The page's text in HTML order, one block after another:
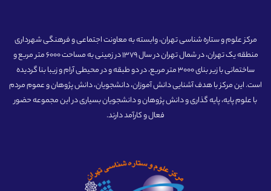
مرکز علوم و ستاره شناسی تهران، وابسته به معاونت اجتماعی و فرهنگی شهرداری
منطقه یک تهران، در شمال تهران در سال 1379 در زمینی به مساحت 6000 متر مربع و
ساختمانی با زیر بنای 3000 متر مربع، در دو طبقه و در محیطی آرام و زیبا بنا گردیده
است. این مرکز با هدف آشنایی دانش آموزان، دانشجویان، دانش پژوهان و عموم مردم
با علوم پایه، پایه گذاری و دانش پژوهان و دانشجویان بسیاری در این مجموعه حضور
فعال و کارآمد دارند.